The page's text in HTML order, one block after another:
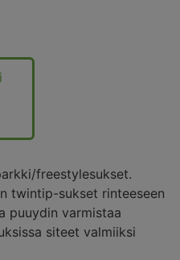
freestylesukset.
twintip-sukset rinteeseen
puuydin varmistaa
siteet valmiiksi